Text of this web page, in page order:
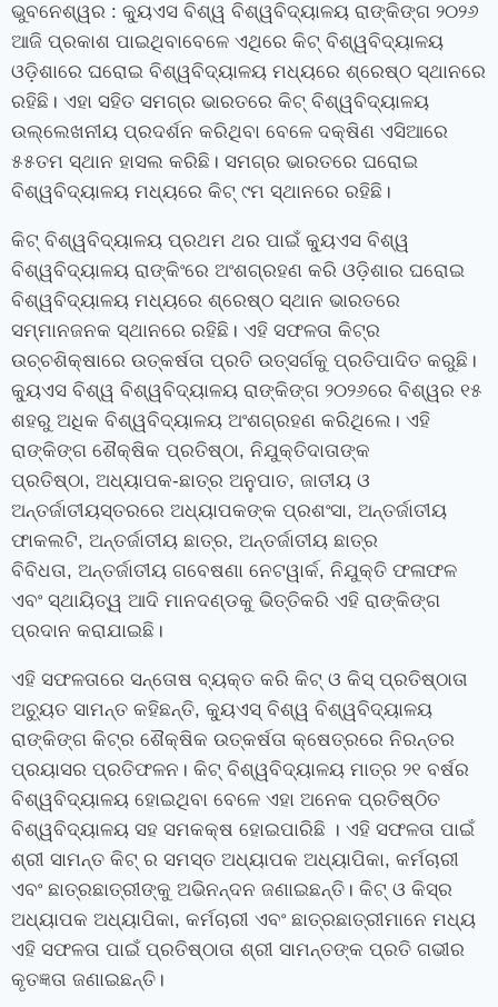
ଭୁବନେଶ୍ୱର : କ୍ୟୁଏସ ବିଶ୍ୱ ବିଶ୍ୱବିଦ୍ୟାଳୟ ରାଙ୍କିଙ୍ଗ ୨୦୨୬
ଆଜି ପ୍ରକାଶ ପାଇଥିବାବେଳେ ଏଥିରେ କିଟ୍ ବିଶ୍ୱବିଦ୍ୟାଳୟ
ଓଡ଼ିଶାରେ ଘରୋଇ ବିଶ୍ୱବିଦ୍ୟାଳୟ ମଧ୍ୟରେ ଶ୍ରେଷ୍ଠ ସ୍ଥାନରେ
ରହିଛି। ଏହା ସହିତ ସମଗ୍ର ଭାରତରେ କିଟ୍ ବିଶ୍ୱବିଦ୍ୟାଳୟ
ଉଲ୍ଲେଖନୀୟ ପ୍ରଦର୍ଶନ କରିଥିବା ବେଳେ ଦକ୍ଷିଣ ଏସିଆରେ
୫୫ତମ ସ୍ଥାନ ହାସଲ କରିଛି। ସମଗ୍ର ଭାରତରେ ଘରୋଇ
ବିଶ୍ୱବିଦ୍ୟାଳୟ ମଧ୍ୟରେ କିଟ୍ ୯ମ ସ୍ଥାନରେ ରହିଛି।
କିଟ୍ ବିଶ୍ୱବିଦ୍ୟାଳୟ ପ୍ରଥମ ଥର ପାଇଁ କ୍ୟୁଏସ ବିଶ୍ୱ
ବିଶ୍ୱବିଦ୍ୟାଳୟ ରାଙ୍କିଂରେ ଅଂଶଗ୍ରହଣ କରି ଓଡ଼ିଶାର ଘରୋଇ
ବିଶ୍ୱବିଦ୍ୟାଳୟ ମଧ୍ୟରେ ଶ୍ରେଷ୍ଠ ସ୍ଥାନ ଭାରତରେ
ସମ୍ମାନଜନକ ସ୍ଥାନରେ ରହିଛି। ଏହି ସଫଳତା କିଟ୍‍ର
ଉଚ୍ଚଶିକ୍ଷାରେ ଉତ୍କର୍ଷତା ପ୍ରତି ଉତ୍ସର୍ଗକୁ ପ୍ରତିପାଦିତ କରୁଛି।
କ୍ୟୁଏସ ବିଶ୍ୱ ବିଶ୍ୱବିଦ୍ୟାଳୟ ରାଙ୍କିଙ୍ଗ ୨୦୨୬ରେ ବିଶ୍ୱର ୧୫
ଶହରୁ ଅଧିକ ବିଶ୍ୱବିଦ୍ୟାଳୟ ଅଂଶଗ୍ରହଣ କରିଥିଲେ। ଏହି
ରାଙ୍କିଙ୍ଗ ଶୈକ୍ଷିକ ପ୍ରତିଷ୍ଠା, ନିଯୁକ୍ତିଦାତାଙ୍କ
ପ୍ରତିଷ୍ଠା, ଅଧ୍ୟାପକ-ଛାତ୍ର ଅନୁପାତ, ଜାତୀୟ ଓ
ଅନ୍ତର୍ଜାତୀୟସ୍ତରରେ ଅଧ୍ୟାପକଙ୍କ ପ୍ରଶଂସା, ଅନ୍ତର୍ଜାତୀୟ
ଫାକଲଟି, ଅନ୍ତର୍ଜାତୀୟ ଛାତ୍ର, ଅନ୍ତର୍ଜାତୀୟ ଛାତ୍ର
ବିବିଧତା, ଅନ୍ତର୍ଜାତୀୟ ଗବେଷଣା ନେଟୱାର୍କ, ନିଯୁକ୍ତି ଫଳାଫଳ
ଏବଂ ସ୍ଥାୟିତ୍ୱ ଆଦି ମାନଦଣ୍ଡକୁ ଭିତ୍ତିକରି ଏହି ରାଙ୍କିଙ୍ଗ
ପ୍ରଦାନ କରାଯାଇଛି।
ଏହି ସଫଳତାରେ ସନ୍ତୋଷ ବ୍ୟକ୍ତ କରି କିଟ୍ ଓ କିସ୍ ପ୍ରତିଷ୍ଠାତା
ଅଚ୍ୟୁତ ସାମନ୍ତ କହିଛନ୍ତି, କ୍ୟୁଏସ୍‍ ବିଶ୍ୱ ବିଶ୍ୱବିଦ୍ୟାଳୟ
ରାଙ୍କିଙ୍ଗ କିଟ୍‌ର ଶୈକ୍ଷିକ ଉତ୍କର୍ଷତା କ୍ଷେତ୍ରରେ ନିରନ୍ତର
ପ୍ରୟାସର ପ୍ରତିଫଳନ। କିଟ୍ ବିଶ୍ୱବିଦ୍ୟାଳୟ ମାତ୍ର ୨୧ ବର୍ଷର
ବିଶ୍ୱବିଦ୍ୟାଳୟ ହୋଇଥିବା ବେଳେ ଏହା ଅନେକ ପ୍ରତିଷ୍ଠିତ
ବିଶ୍ୱବିଦ୍ୟାଳୟ ସହ ସମକକ୍ଷ ହୋଇପାରିଛି । ଏହି ସଫଳତା ପାଇଁ
ଶ୍ରୀ ସାମନ୍ତ କିଟ୍ ର ସମସ୍ତ ଅଧ୍ୟାପକ ଅଧ୍ୟାପିକା, କର୍ମଚାରୀ
ଏବଂ ଛାତ୍ରଛାତ୍ରୀଙ୍କୁ ଅଭିନନ୍ଦନ ଜଣାଇଛନ୍ତି। କିଟ୍ ଓ କିସ୍‌ର
ଅଧ୍ୟାପକ ଅଧ୍ୟାପିକା, କର୍ମଚାରୀ ଏବଂ ଛାତ୍ରଛାତ୍ରୀମାନେ ମଧ୍ୟ
ଏହି ସଫଳତା ପାଇଁ ପ୍ରତିଷ୍ଠାତା ଶ୍ରୀ ସାମନ୍ତଙ୍କ ପ୍ରତି ଗଭୀର
କୃତଜ୍ଞତା ଜଣାଇଛନ୍ତି।